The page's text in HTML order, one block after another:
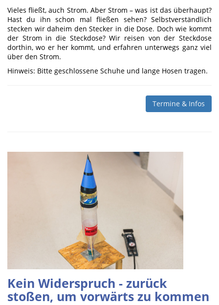
Vieles fließt, auch Strom. Aber Strom – was ist das überhaupt?
Hast du ihn schon mal fließen sehen? Selbstverständlich
stecken wir daheim den Stecker in die Dose. Doch wie kommt
der Strom in die Steckdose? Wir reisen von der Steckdose
dorthin, wo er her kommt, und erfahren unterwegs ganz viel
über den Strom.
Hinweis: Bitte geschlossene Schuhe und lange Hosen tragen.
Termine & Infos
Kein Widerspruch - zurück
stoßen, um vorwärts zu kommen